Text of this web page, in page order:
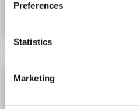
Preferences
Statistics
Marketing
HOXA10 ELISA Kit